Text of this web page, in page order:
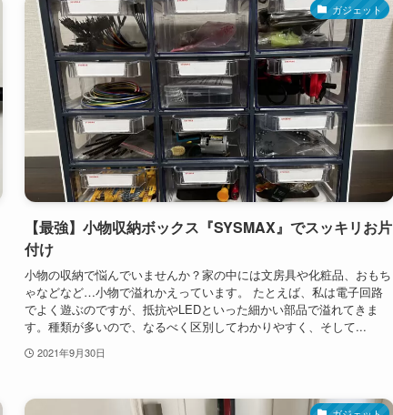
ガジェット
【最強】小物収納ボックス『SYSMAX』でスッキリお片
付け
小物の収納で悩んでいませんか？家の中には文房具や化粧品、おもち
ゃなどなど…小物で溢れかえっています。 たとえば、私は電子回路
でよく遊ぶのですが、抵抗やLEDといった細かい部品で溢れてきま
す。種類が多いので、なるべく区別してわかりやすく、そして...
2021年9月30日